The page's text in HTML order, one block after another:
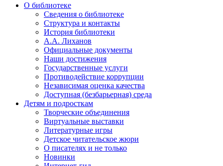
О библиотеке
Сведения о библиотеке
Структура и контакты
История библиотеки
А.А. Лиханов
Официальные документы
Наши достижения
Государственные услуги
Противодействие коррупции
Независимая оценка качества
Доступная (безбарьерная) среда
Детям и подросткам
Творческие объединения
Виртуальные выставки
Литературные игры
Детское читательское жюри
О писателях и не только
Новинки